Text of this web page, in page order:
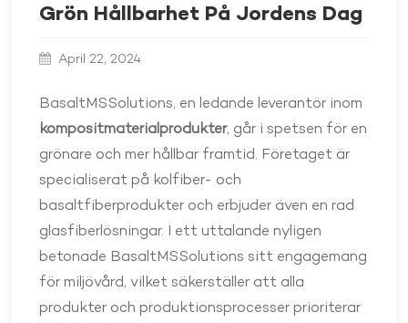
Grön Hållbarhet På Jordens Dag
April 22, 2024
BasaltMSSolutions, en ledande leverantör inom
kompositmaterialprodukter, går i spetsen för en
grönare och mer hållbar framtid. Företaget är
specialiserat på kolfiber- och
basaltfiberprodukter och erbjuder även en rad
glasfiberlösningar. I ett uttalande nyligen
betonade BasaltMSSolutions sitt engagemang
för miljövård, vilket säkerställer att alla
produkter och produktionsprocesser prioriterar